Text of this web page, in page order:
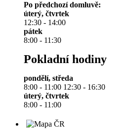
Po předchozí domluvě:
úterý, čtvrtek
12:30 - 14:00
pátek
8:00 - 11:30
Pokladní hodiny
pondělí, středa
8:00 - 11:00 12:30 - 16:30
úterý, čtvrtek
8:00 - 11:00